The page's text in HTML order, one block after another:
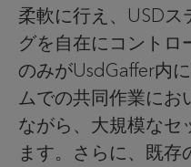
柔軟に行え、 USDス
グを自在にコントロ
のみがUsdGaffer内
ムでの共同作業にお
ながら、大規模なセ
ます。さらに、既存